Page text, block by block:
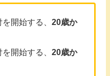
を開始する、20歳か
を開始する、20歳か